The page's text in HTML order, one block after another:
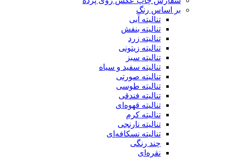
بر اساس رنگ
تنالیته آبی
تنالیته بنفش
تنالیته زرد
تنالیته زیتونی
تنالیته سبز
تنالیته سفید و سیاه
تنالیته صورتی
تنالیته طوسی
تنالیته فندقی
تنالیته قهوه‌ای
تنالیته کرم
تنالیته نارنجی
تنالیته نسکافه‌ای
چند رنگی
نقره‌ای